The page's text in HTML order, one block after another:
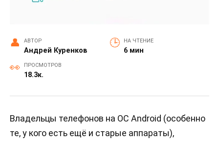
АВТОР
Андрей Куренков
НА ЧТЕНИЕ
6 мин
ПРОСМОТРОВ
18.3к.
Владельцы телефонов на ОС Android (особенно
те, у кого есть ещё и старые аппараты),